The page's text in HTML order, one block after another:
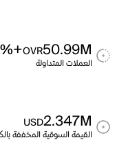
50.99M
OVR
+56.73%
العملات المتداولة
2.347M
USD
القيمة السوقية المخففة